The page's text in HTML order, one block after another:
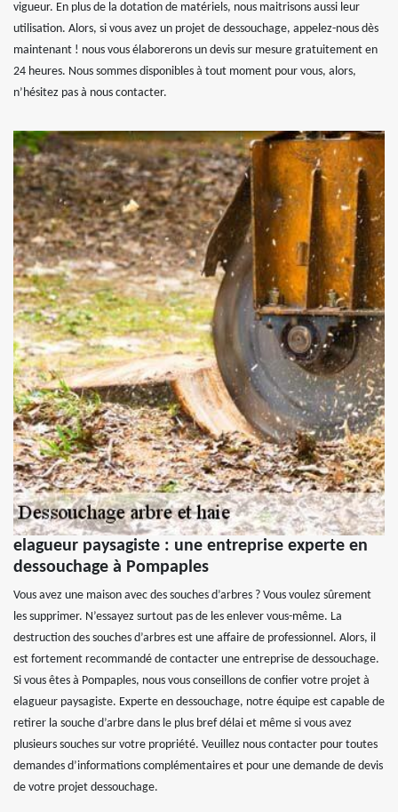
vigueur. En plus de la dotation de matériels, nous maitrisons aussi leur
utilisation. Alors, si vous avez un projet de dessouchage, appelez-nous dès
maintenant ! nous vous élaborerons un devis sur mesure gratuitement en
24 heures. Nous sommes disponibles à tout moment pour vous, alors,
n’hésitez pas à nous contacter.
elagueur paysagiste : une entreprise experte en
dessouchage à Pompaples
Vous avez une maison avec des souches d’arbres ? Vous voulez sûrement
les supprimer. N’essayez surtout pas de les enlever vous-même. La
destruction des souches d’arbres est une affaire de professionnel. Alors, il
est fortement recommandé de contacter une entreprise de dessouchage.
Si vous êtes à Pompaples, nous vous conseillons de confier votre projet à
elagueur paysagiste. Experte en dessouchage, notre équipe est capable de
retirer la souche d’arbre dans le plus bref délai et même si vous avez
plusieurs souches sur votre propriété. Veuillez nous contacter pour toutes
demandes d’informations complémentaires et pour une demande de devis
de votre projet dessouchage.